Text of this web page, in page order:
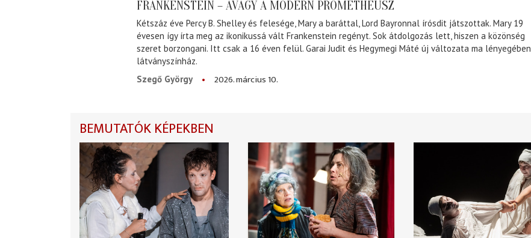
FRANKENSTEIN – AVAGY A MODERN PROMÉTHEUSZ
Kétszáz éve Percy B. Shelley és felesége, Mary a baráttal, Lord Bayronnal írósdit játszottak. Mary 19
évesen így írta meg az ikonikussá vált Frankenstein regényt. Sok átdolgozás lett, hiszen a közönség
szeret borzongani. Itt csak a 16 éven felül. Garai Judit és Hegymegi Máté új változata ma lényegében
látványszínház.
Szegő György
2026. március 10.
BEMUTATÓK KÉPEKBEN